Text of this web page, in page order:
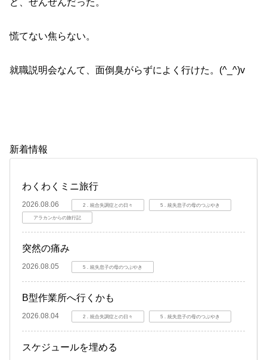
ど、ぜんぜんだった。
慌てない焦らない。
就職説明会なんて、面倒臭がらずによく行けた。(^_^)v
新着情報
わくわくミニ旅行
2026.08.06 2．統合失調症との日々 5．統失息子の母のつぶやき
アラカンからの旅行記
突然の痛み
2026.08.05 5．統失息子の母のつぶやき
B型作業所へ行くかも
2026.08.04 2．統合失調症との日々 5．統失息子の母のつぶやき
スケジュールを埋める